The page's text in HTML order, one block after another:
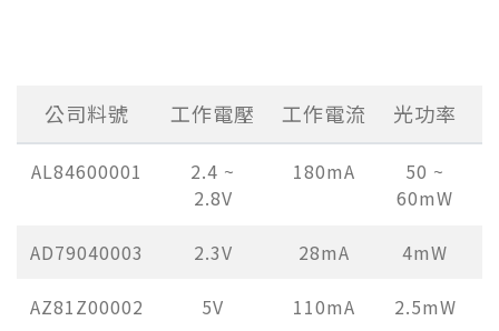
公司料號 工作電壓 工作電流 光功率
AL84600001
2.4 ~
2.8V
180mA
50 ~
60mW
AD79040003 2.3V 28mA 4mW
AZ81Z00002 5V 110mA 2.5mW